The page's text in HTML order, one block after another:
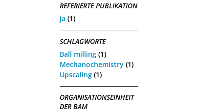
REFERIERTE PUBLIKATION
ja (1)
SCHLAGWORTE
Ball milling (1)
Mechanochemistry (1)
Upscaling (1)
ORGANISATIONSEINHEIT
DER BAM